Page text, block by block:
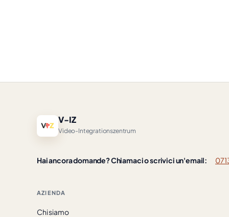
V-IZ
Video-Integrationszentrum
Hai ancora domande? Chiamaci o scrivici un'email:
AZIENDA
Chi siamo